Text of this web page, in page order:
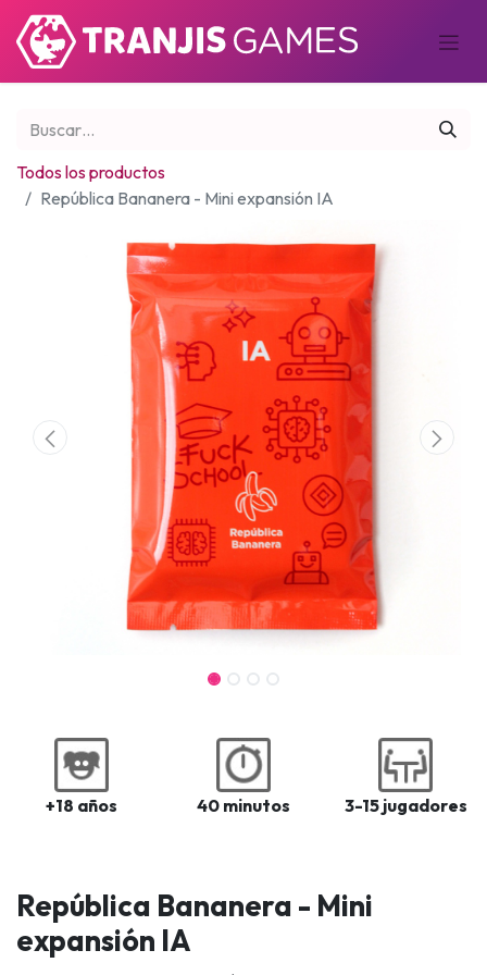
Todos los productos
República Bananera - Mini expansión IA
+18 años 40 minutos 3-15 jugadores
República Bananera - Mini
expansión IA